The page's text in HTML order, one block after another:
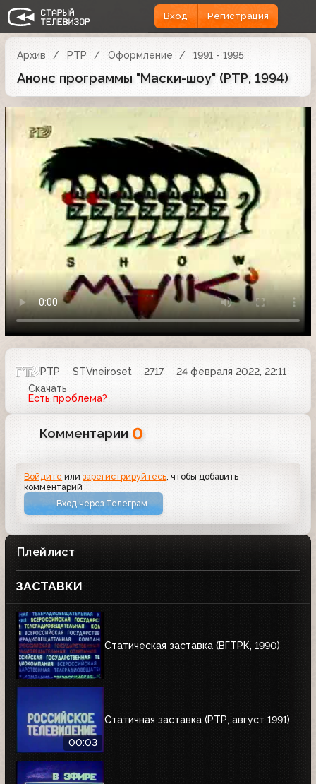
Вход Регистрация
Архив РТР Оформление 1991 - 1995
Анонс программы "Маски-шоу" (РТР, 1994)
РТР STVneiroset 2717
24 февраля 2022, 22:11
Скачать
Есть проблема?
Комментарии 0
Войдите илизарегистрируйтесь, чтобы добавить
комментарий
Вход через Телеграм
Плейлист
ЗАСТАВКИ
Статическая заставка (ВГТРК, 1990)
00:03
Статичная заставка (РТР, август 1991)